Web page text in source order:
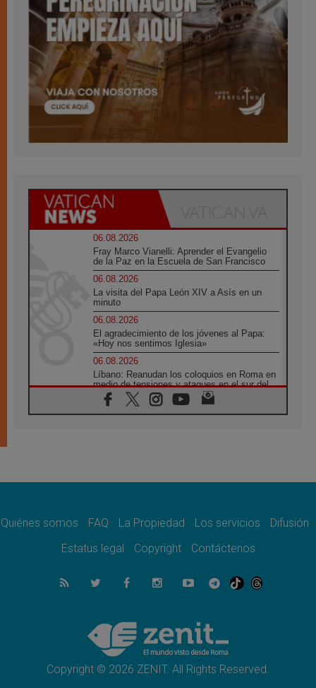
06.08.2026
Fray Marco Vianelli: Aprender el Evangelio
de la Paz en la Escuela de San Francisco
06.08.2026
La visita del Papa León XIV a Asís en un
minuto
06.08.2026
El agradecimiento de los jóvenes al Papa:
«Hoy nos sentimos Iglesia»
06.08.2026
Líbano: Reanudan los coloquios en Roma en
medio de tensiones y ataques en el sur del
país
06.08.2026
noticia para todo el Uruguay
León XIV: La revolución del Evangelio
derriba los muros que separan
06.08.2026
La Iglesia en Ceuta: caridad y esperanza
La visita del Papa a Perú será un tiempo de
gracia reconciliación y esperanza
Quiénes somos FAQ La Propiedad Los servicios
Difusión
Estatus legal
Copyright Contáctenos
Copyright © 2026 ZENIT. All Rights Reserved.